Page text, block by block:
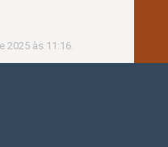
2025 às 11:16.